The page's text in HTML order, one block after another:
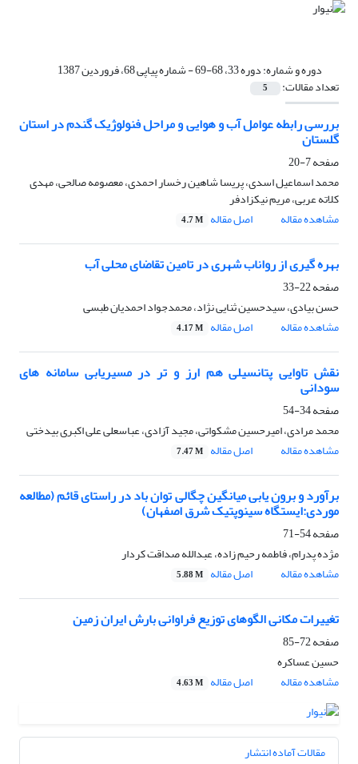
دوره و شماره:دوره 33، 68-69 - شماره پیاپی 68، فروردین 1387
تعداد مقالات: 5
بررسی رابطه عوامل آب و هوایی و مراحل فنولوژیک گندم در استان
گلستان
صفحه7-20
محمد اسماعیل اسدی، پریسا شاهین رخسار احمدی، معصومه صالحی، مهدی
کلاته عربی، مریم نیکزادفر
مشاهده مقاله
اصل مقاله 4.7 M
بهره گیری از رواناب شهری در تامین تقاضای محلی آب
صفحه22-33
حسن بیادی، سیدحسین ثنایی نژاد، محمدجواد احمدیان طبسی
مشاهده مقاله
اصل مقاله 4.17 M
نقش تاوایی پتانسیلی هم ارز و تر در مسیریابی سامانه های
سودانی
صفحه34-54
محمد مرادی، امیرحسین مشکواتی، مجید آزادی، عباسعلی علی اکبری بیدختی
مشاهده مقاله
اصل مقاله 7.47 M
برآورد و برون یابی میانگین چگالی توان باد در راستای قائم (مطالعه
موردی:ایستگاه سینوپتیک شرق اصفهان)
صفحه54-71
مژده پدرام، فاطمه رحیم زاده، عبدالله صداقت کردار
مشاهده مقاله
اصل مقاله 5.88 M
تغییرات مکانی الگوهای توزیع فراوانی بارش ایران زمین
صفحه72-85
حسین عساکره
مشاهده مقاله
اصل مقاله 4.63 M
مقالات آماده انتشار